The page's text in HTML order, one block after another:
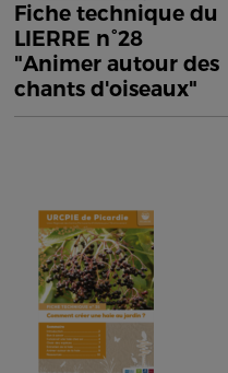
Fiche technique du
LIERRE n°28
"Animer autour des
chants d'oiseaux"